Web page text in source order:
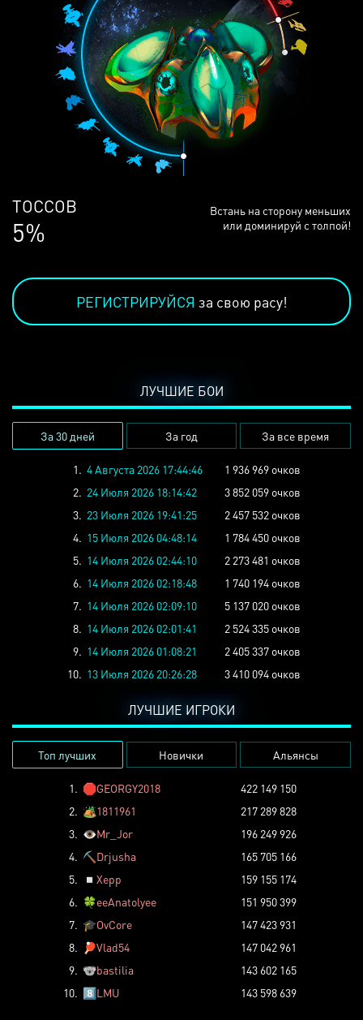
ЛЮДЕЙ
68%
Встань на сторону меньших
или доминируй с толпой!
РЕГИСТРИРУЙСЯ за свою расу!
ЛУЧШИЕ БОИ
За 30 дней За год За все время
1. 4 Августа 2026 17:44:46
1 936 969 очков
2. 24 Июля 2026 18:14:42
3 852 059 очков
3. 23 Июля 2026 19:41:25
2 457 532 очков
4. 15 Июля 2026 04:48:14
1 784 450 очков
5. 14 Июля 2026 02:44:10
2 273 481 очков
6. 14 Июля 2026 02:18:48
1 740 194 очков
7. 14 Июля 2026 02:09:10
5 137 020 очков
8. 14 Июля 2026 02:01:41
2 524 335 очков
9. 14 Июля 2026 01:08:21
2 405 337 очков
10. 13 Июля 2026 20:26:28 3 410 094 очков
ЛУЧШИЕ ИГРОКИ
Топ лучших Новички Альянсы
1. 🛑GEORGY2018
422 149 150
2. 🏕️1811961
217 289 828
3. 👁️Mr_Jor
196 249 926
4. ⛏️ Drjusha
165 705 166
5.
◽ Xepp
159 155 174
6. 🍀eeAnatolyee
151 950 399
7. 🎓OvCore
147 423 931
8.
🏓Vlad54
147 042 961
9. 🐨bastilia
143 602 165
10. 8️⃣LMU 143 598 639